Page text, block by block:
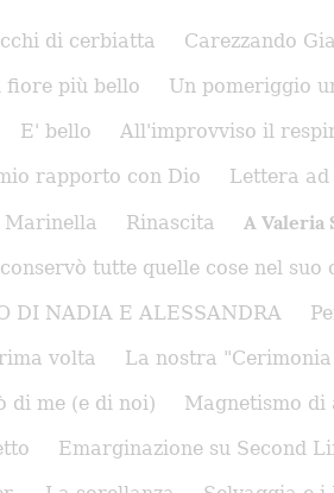
di cerbiatta Carezzando
fiore più bello Un pomeriggio
E' bello All'improvviso il
rapporto con Dio Lettera
Marinella Rinascita A Valeria
tutte quelle cose nel suo
DI NADIA E ALESSANDRA
volta La nostra
di me (e di noi) Magnetismo di
Emarginazione su Second